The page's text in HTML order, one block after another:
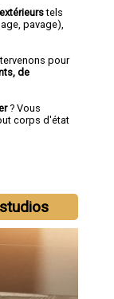
tels
pavage),
pour
de
? Vous
corps d'état